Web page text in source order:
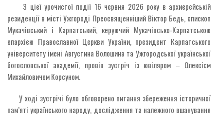
З цієї урочистої події 16 червня 2026 року в архиєрейській
резиденції в місті Ужгороді Преосвященніший Віктор Бедь, єпископ
Мукачівський і Карпатський, керуючий Мукачівсько-Карпатською
єпархією Православної Церкви України, президент Карпатського
університету імені Августина Волошина та Ужгородської української
богословської академії, провів зустріч із ювіляром – Олексієм
Михайловичем Корсуном.
У ході зустрічі було обговорено питання збереження історичної
пам’яті українського народу, дослідження та належного вшанування